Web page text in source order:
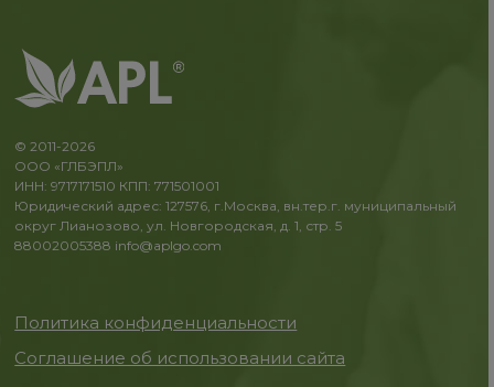
© 2011-2026
ООО «ГЛБЭПЛ»
ИНН: 9717171510 КПП: 771501001
Юридический адрес: 127576, г.Москва, вн.тер.г. муниципальный
округ Лианозово, ул. Новгородская, д. 1, стр. 5
88002005388 info@aplgo.com
Политика конфиденциальности
Соглашение об использовании сайта